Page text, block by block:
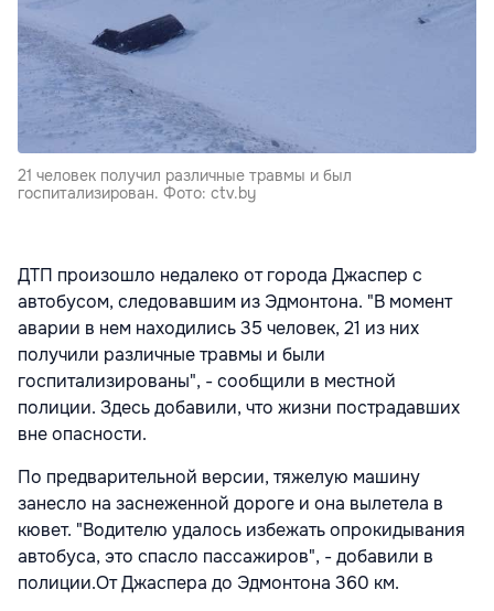
21 человек получил различные травмы и был
госпитализирован. Фото: ctv.by
ДТП произошло недалеко от города Джаспер с
автобусом, следовавшим из Эдмонтона. "В момент
аварии в нем находились 35 человек, 21 из них
получили различные травмы и были
госпитализированы", - сообщили в местной
полиции. Здесь добавили, что жизни пострадавших
вне опасности.
По предварительной версии, тяжелую машину
занесло на заснеженной дороге и она вылетела в
кювет. "Водителю удалось избежать опрокидывания
автобуса, это спасло пассажиров", - добавили в
полиции.От Джаспера до Эдмонтона 360 км.